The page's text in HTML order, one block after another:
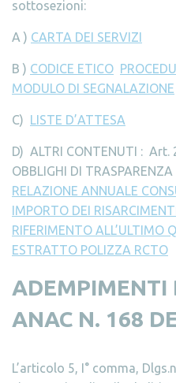
sottosezioni:
A ) CARTA DEI SERVIZI
B ) CODICE ETICO
MODULO DI SEGNALAZIONE
C) LISTE D’ATTESA
D) ALTRI CONTENUTI : Art.
OBBLIGHI DI TRASPARENZA
RELAZIONE ANNUALE
IMPORTO DEI
RIFERIMENTO ALL’ULTIMO
ESTRATTO POLIZZA RCTO
ADEMPIMENTI
ANAC N. 168
L’articolo 5, I° comma,